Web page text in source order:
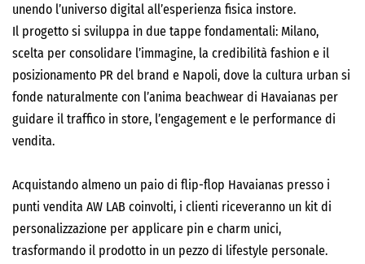
unendo l’universo digital all’esperienza fisica instore.
Il progetto si sviluppa in due tappe fondamentali: Milano,
scelta per consolidare l’immagine, la credibilità fashion e il
posizionamento PR del brand e Napoli, dove la cultura urban si
fonde naturalmente con l’anima beachwear di Havaianas per
guidare il traffico in store, l’engagement e le performance di
vendita.
Acquistando almeno un paio di flip-flop Havaianas presso i
punti vendita AW LAB coinvolti, i clienti riceveranno un kit di
personalizzazione per applicare pin e charm unici,
trasformando il prodotto in un pezzo di lifestyle personale.